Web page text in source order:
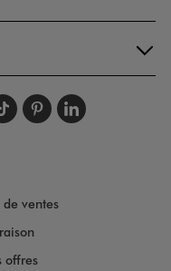
sursur
nous sur
nous
Suivez-nous
Suivez-
ventes
offres